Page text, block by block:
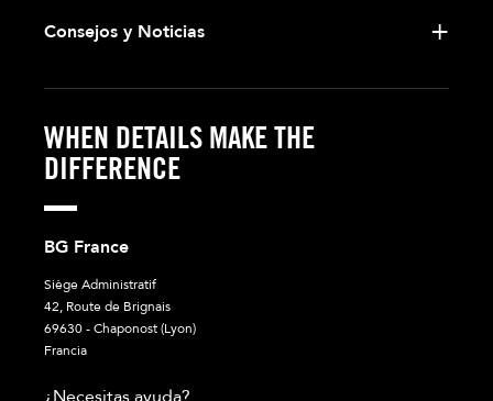
Consejos y Noticias
WHEN DETAILS MAKE THE
DIFFERENCE
BG France
Siège Administratif
42, Route de Brignais
69630 - Chaponost (Lyon)
Francia